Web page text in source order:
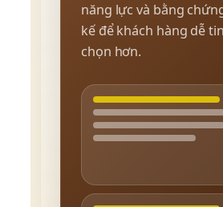
năng lực và bằng
kế để khách hàng dễ
chọn hơn.